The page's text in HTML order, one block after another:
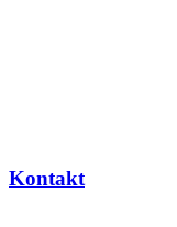
Kontakt